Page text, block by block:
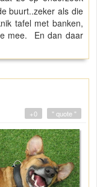
buurt..zeker als die
tafel met banken,
mee. En dan daar
" quote "
+0